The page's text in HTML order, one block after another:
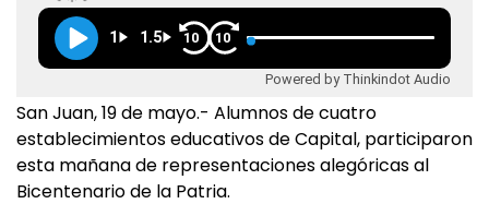
1 1.5 10 10
Powered by Thinkindot Audio
San Juan, 19 de mayo.- Alumnos de cuatro
establecimientos educativos de Capital, participaron
esta mañana de representaciones alegóricas al
Bicentenario de la Patria.